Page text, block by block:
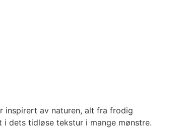
inspirert av naturen, alt fra frodig
i dets tidløse tekstur i mange mønstre.